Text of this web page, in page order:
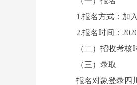
1.报名方式：加
2.报名时间：
（二）招收考核
（三）录取
报名对象登录四